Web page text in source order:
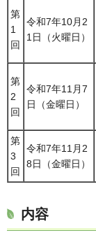
第
1
回
令和7年10月2
1日（火曜日）
第
2
回
令和7年11月7
日（金曜日）
第
3
回
令和7年11月2
8日（金曜日）
内容